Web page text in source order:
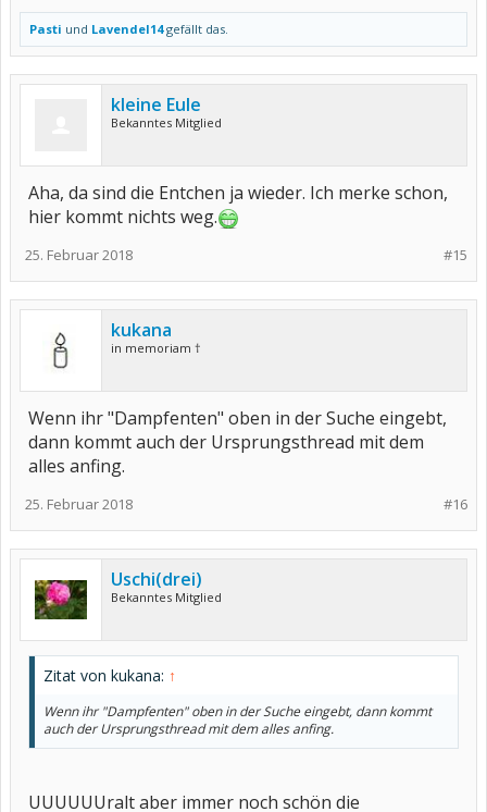
Pasti und Lavendel14gefällt das.
kleine Eule
Bekanntes Mitglied
Aha, da sind die Entchen ja wieder. Ich merke schon,
hier kommt nichts weg.
#15
25. Februar 2018
kukana
in memoriam †
Wenn ihr "Dampfenten" oben in der Suche eingebt,
dann kommt auch der Ursprungsthread mit dem
alles anfing.
#16
25. Februar 2018
Uschi(drei)
Bekanntes Mitglied
Zitat von kukana: ↑
Wenn ihr "Dampfenten" oben in der Suche eingebt, dann kommt
auch der Ursprungsthread mit dem alles anfing.
UUUUUUralt aber immer noch schön die